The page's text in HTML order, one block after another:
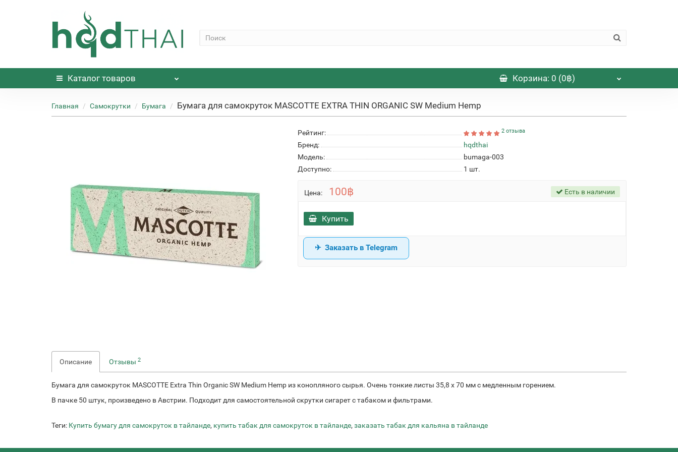
Каталог товаров Корзина: 0 (0฿)
Главная Самокрутки Бумага Бумага для самокруток MASCOTTE EXTRA THIN ORGANIC SW Medium Hemp
Рейтинг: 2 отзыва
Бренд:
hqdthai
Модель:
bumaga-003
Доступно:
1 шт.
Цена: 100฿ Есть в наличии
Купить
Заказать в Telegram
Описание Отзывы 2
Бумага для самокруток MASCOTTE Extra Thin Organic SW Medium Hemp из конопляного сырья. Очень тонкие листы 35,8 x 70 мм с медленным горением.
В пачке 50 штук, произведено в Австрии. Подходит для самостоятельной скрутки сигарет с табаком и фильтрами.
Теги: Купить бумагу для самокруток в тайланде, купить табак для самокруток в тайланде, заказать табак для кальяна в тайланде